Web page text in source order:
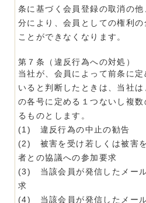
条に基づく会員登録の取消の
分により、会員としての権利
ことができなくなります。
第７条（違反行為への対処）
当社が、会員によって前条に
いると判断したときは、当社
の各号に定める１つないし複
るものとします。
(1) 違反行為の中止の勧告
(2) 被害を受け若しくは被害
者との協議への参加要求
(3) 当該会員が発信したメー
求
(4) 当該会員が発信したメー